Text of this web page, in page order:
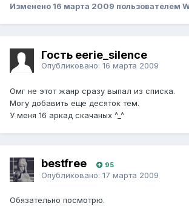
Изменено 16 марта 2009 пользователем
Гость eerie_silence
Опубликовано: 16 марта 2009
Омг не этот жанр сразу выпал из списка.
Могу добавить еще десяток тем.
У меня 16 аркад скачаных ^_^
bestfree 95
Опубликовано: 17 марта 2009
Обязательно посмотрю.